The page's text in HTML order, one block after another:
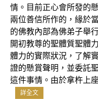
情。目前正心會所發的
兩位善信所作的，緣於
的佛教內部為佛弟子舉
開初教尊的聖體質聖體
體力的實際狀況，了解
證的懸賞聲明，並委託
這件事情。由於拿杵上
詳全文